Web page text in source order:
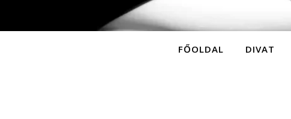
FŐOLDAL DIVAT